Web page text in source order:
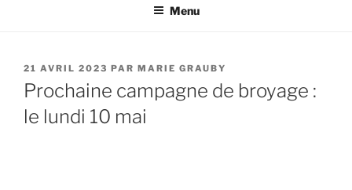
Menu
PUBLIÉ
LE
21 AVRIL 2023 PAR MARIE GRAUBY
Prochaine campagne de broyage :
le lundi 10 mai